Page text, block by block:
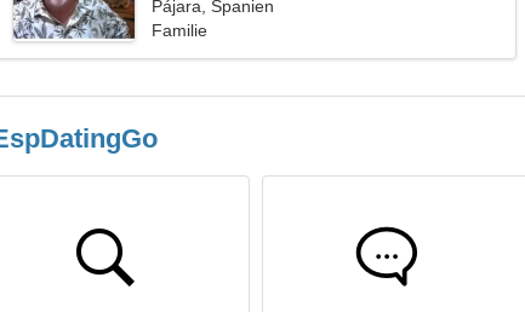
Pájara, Spanien
Familie